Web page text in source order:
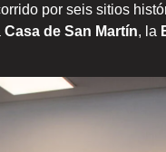
por seis sitios
Casa de San Martín, la